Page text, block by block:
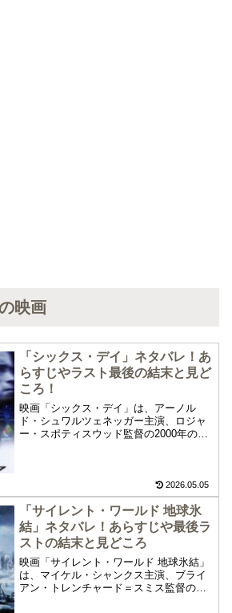
映画
「シックス・デイ」ネタバレ！あ
らすじやラスト最後の結末と見ど
ころ！
映画「シックス・デイ」は、アーノル
ド・シュワルツェネッガー主演、ロジャ
ー・スポティスウッド監督の2000年のア
分のクローンと戦いを繰り広げるSFアク
ション「シックス・デイ」をお楽しみく
ださい。
2026.05.05
「サイレント・ワールド 地球氷
結」ネタバレ！あらすじや最後ラ
ストの結末と見どころ
映画「サイレント・ワールド 地球氷結」
は、マイケル・シャンクス主演、ブライ
アン・トレンチャード＝スミス監督の